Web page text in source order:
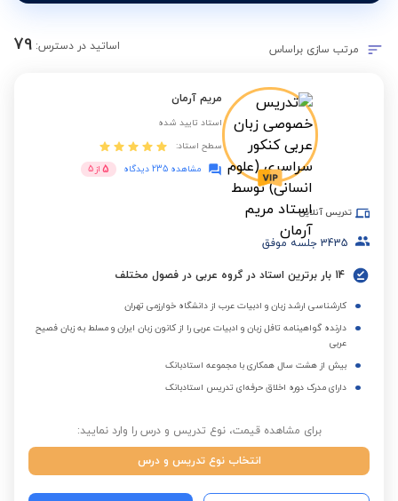
مرتب سازی براساس اساتید در دسترس: 79
مریم آرمان
استاد تایید شده
سطح استاد:
مشاهده 235 دیدگاه
5 از 5
تدریس آنلاین
3435 جلسه موفق
14 بار برترین استاد در گروه عربی در فصول مختلف
کارشناسی ارشد زبان و ادبیات عرب از دانشگاه خوارزمی تهران
دارنده گواهینامه تافل زبان و ادبیات عربی را از کانون زبان ایران و مسلط به زبان فصیح
عربی
بیش از هشت سال همکاری با مجموعه استادبانک
دارای مدرک دوره اخلاق حرفه‌ای تدریس استادبانک
برای مشاهده قیمت، نوع تدریس و درس را وارد نمایید:
انتخاب نوع تدریس و درس